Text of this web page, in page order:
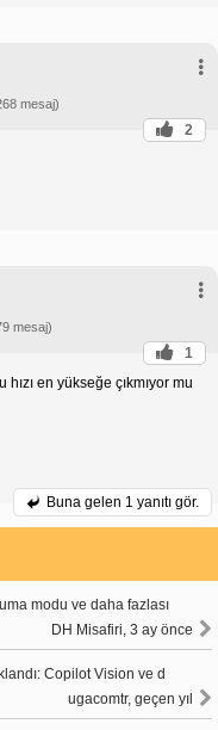
mesaj)
2
mesaj)
1
en yükseğe çıkmıyor mu
Buna gelen 1 yanıtı gör.
modu ve daha fazlası
DH Misafiri, 3 ay önce
Copilot Vision ve d
ugacomtr, geçen yıl